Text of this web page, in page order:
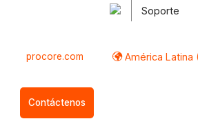
Soporte
procore.com América Latina
Contáctenos